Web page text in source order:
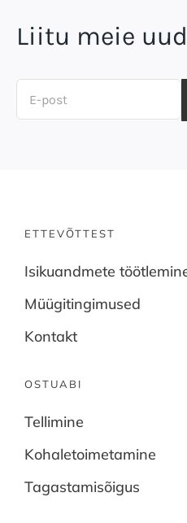
Liitu meie
ETTEVÕTTEST
Isikuandmete
Müügitingimused
Kontakt
OSTUABI
Tellimine
Kohaletoimetamine
Tagastamisõigus